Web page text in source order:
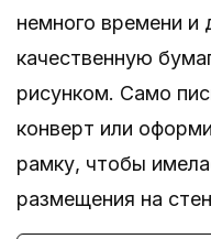
немного времени и
качественную
рисунком. Само
конверт или
рамку, чтобы
размещения на